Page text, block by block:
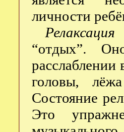
личности
Релаксация
“отдых”.
головы,
Состояние
Это